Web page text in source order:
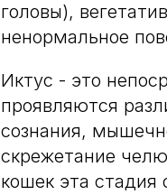
головы),
ненормальное
Иктус - это
проявляются
сознания,
скрежетание
кошек эта стадия